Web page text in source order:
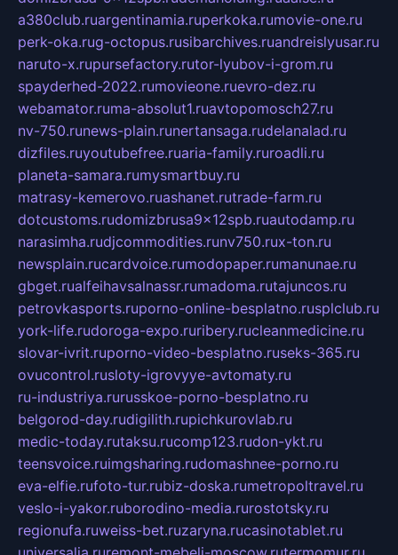
a380club.ruargentinamia.ruperkoka.rumovie-one.ru
perk-oka.rug-octopus.rusibarchives.ruandreislyusar.ru
naruto-x.rupursefactory.rutor-lyubov-i-grom.ru
spayderhed-2022.rumovieone.ruevro-dez.ru
webamator.ruma-absolut1.ruavtopomosch27.ru
nv-750.runews-plain.runertansaga.rudelanalad.ru
dizfiles.ruyoutubefree.ruaria-family.ruroadli.ru
planeta-samara.rumysmartbuy.ru
matrasy-kemerovo.ruashanet.rutrade-farm.ru
dotcustoms.rudomizbrusa9x12spb.ruautodamp.ru
narasimha.rudjcommodities.runv750.rux-ton.ru
newsplain.rucardvoice.rumodopaper.rumanunae.ru
gbget.rualfeihavsalnassr.rumadoma.rutajuncos.ru
petrovkasports.ruporno-online-besplatno.rusplclub.ru
york-life.rudoroga-expo.ruribery.rucleanmedicine.ru
slovar-ivrit.ruporno-video-besplatno.ruseks-365.ru
ovucontrol.rusloty-igrovyye-avtomaty.ru
ru-industriya.rurusskoe-porno-besplatno.ru
belgorod-day.rudigilith.rupichkurovlab.ru
medic-today.rutaksu.rucomp123.rudon-ykt.ru
teensvoice.ruimgsharing.rudomashnee-porno.ru
eva-elfie.rufoto-tur.rubiz-doska.rumetropoltravel.ru
veslo-i-yakor.ruborodino-media.rurostotsky.ru
regionufa.ruweiss-bet.ruzaryna.rucasinotablet.ru